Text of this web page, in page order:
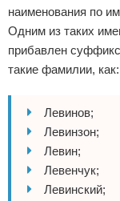
наименования по
Одним из таких
прибавлен
такие фамилии, как:
Левинов;
Левинзон;
Левин;
Левенчук;
Левинский;